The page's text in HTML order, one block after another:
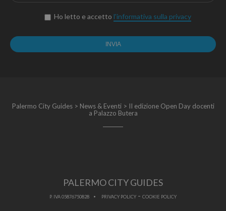
Ho letto e accetto l'informativa sulla privacy
Palermo City Guides> News & Eventi> II edizione Open Day docenti
a Palazzo Butera
PALERMO CITY GUIDES
P. IVA 05876750828 PRIVACY POLICY - COOKIE POLICY